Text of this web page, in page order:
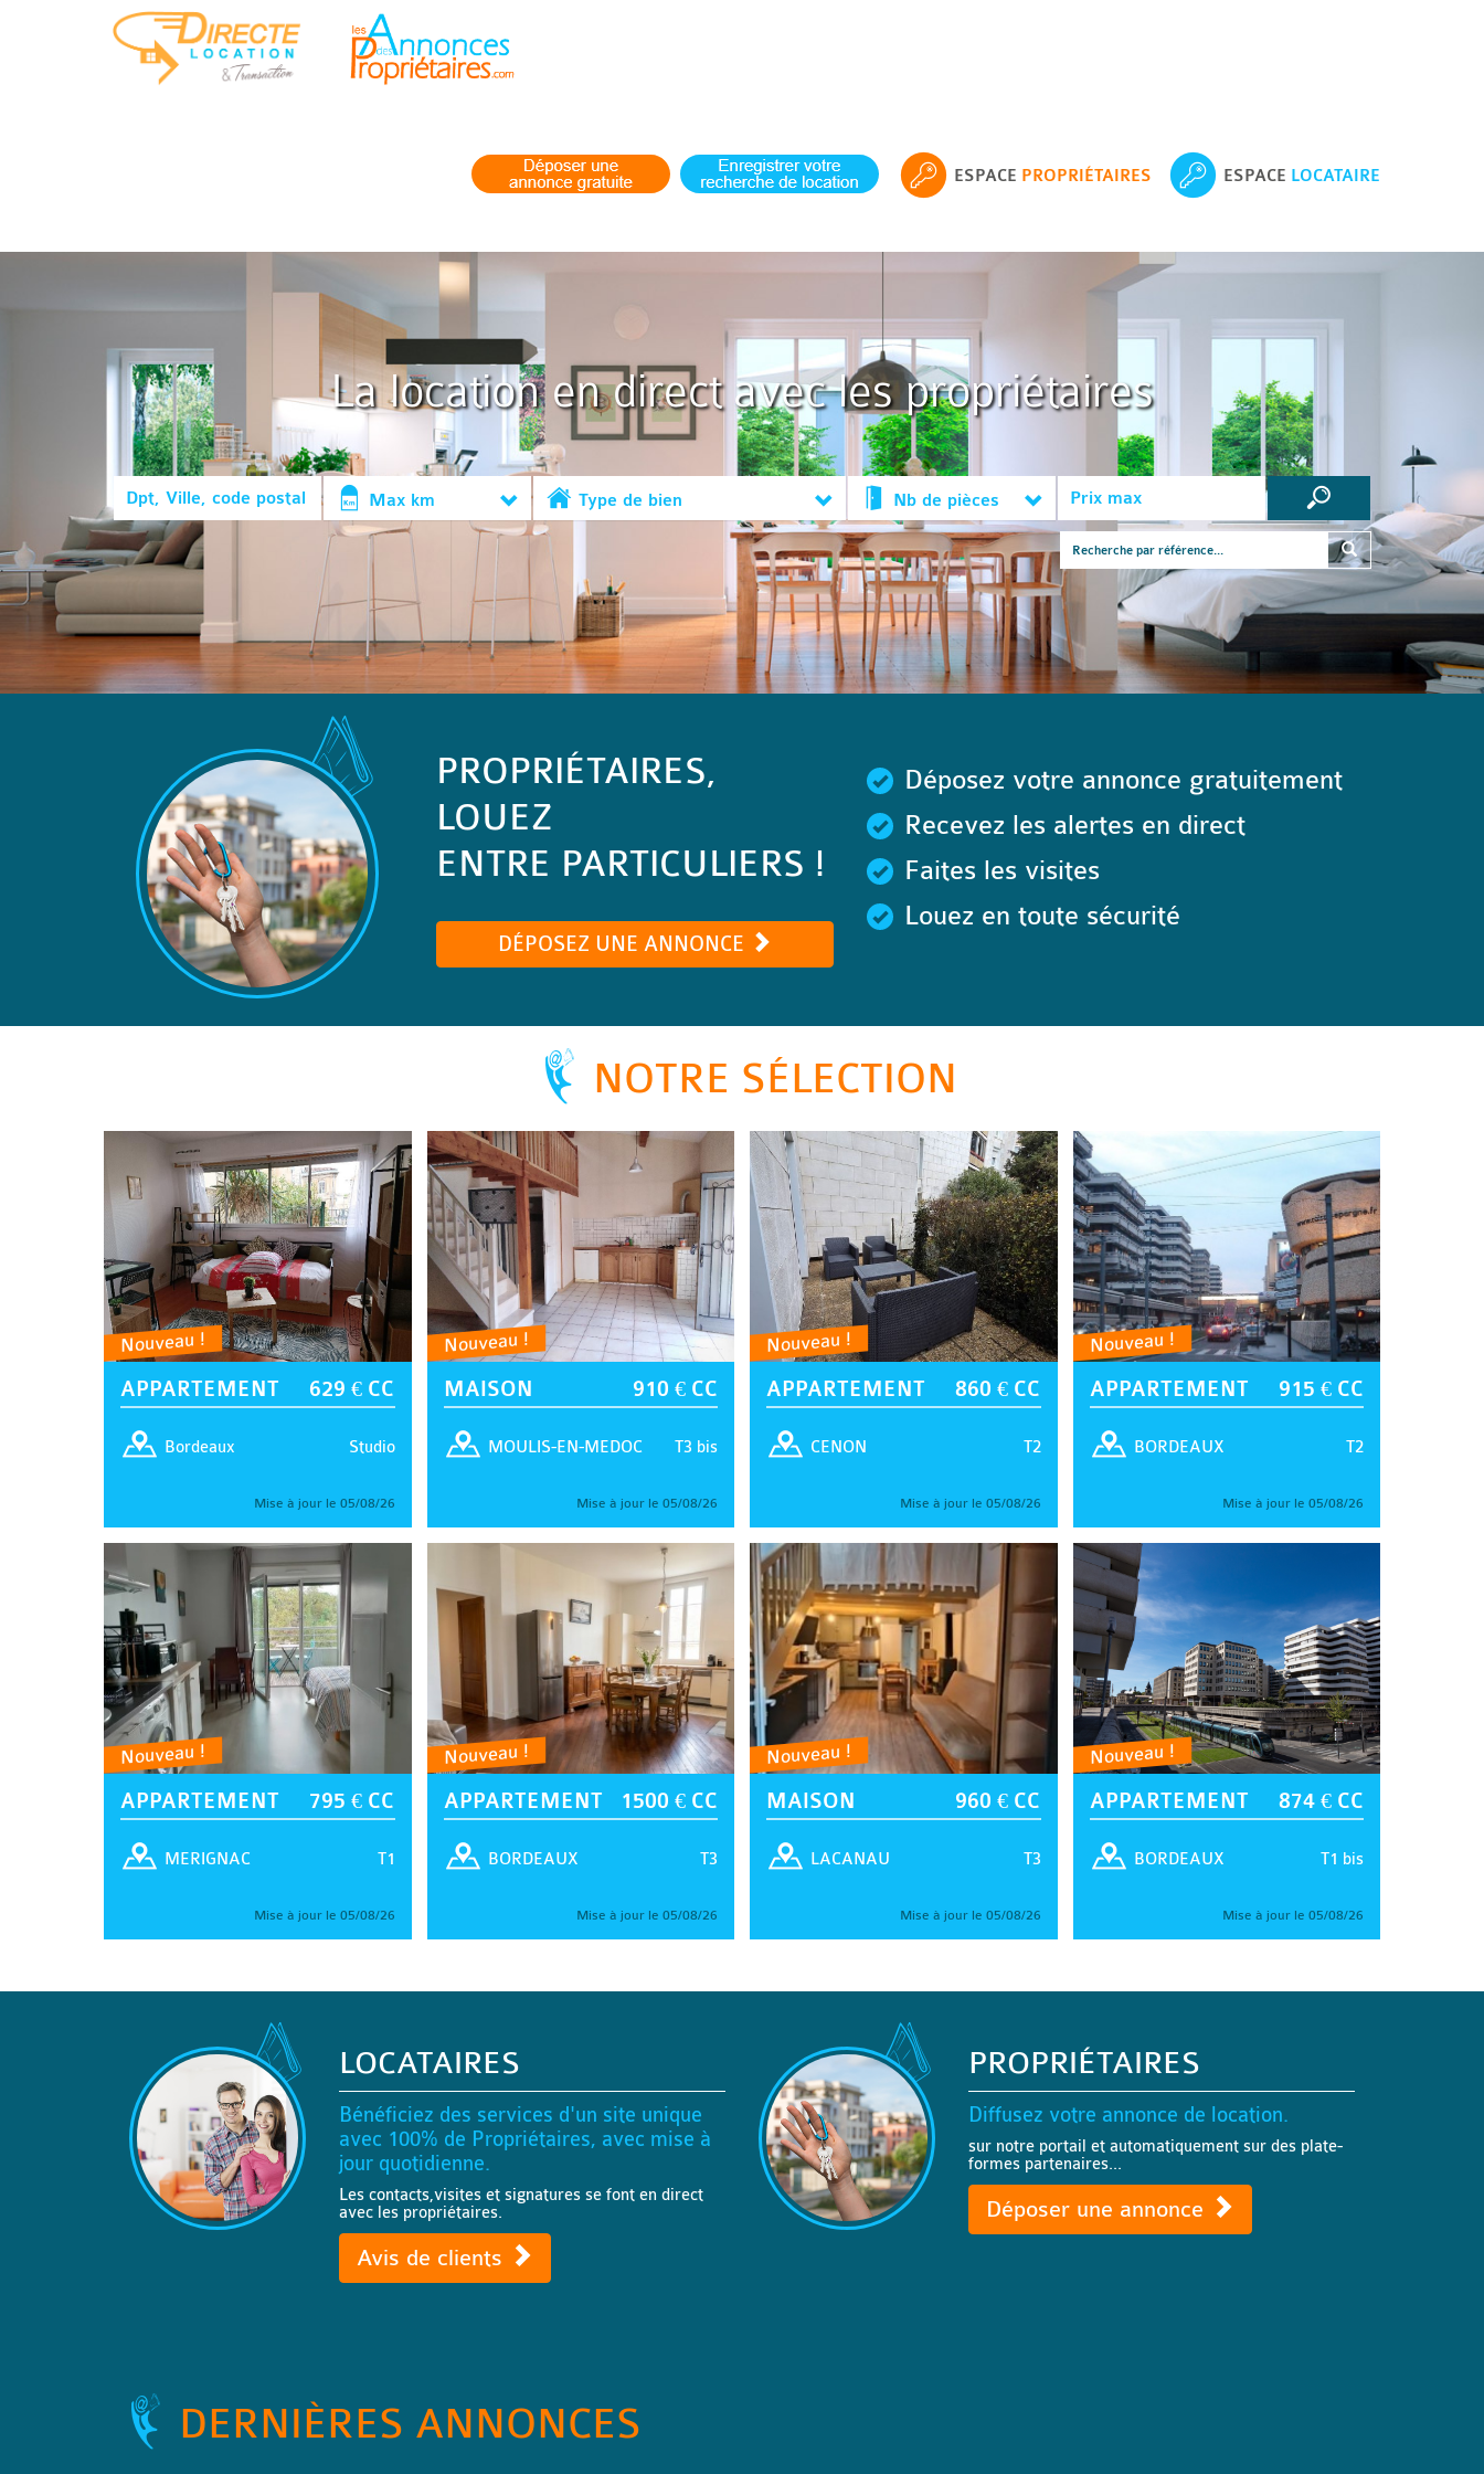
ESPACE PROPRIÉTAIRES ESPACE LOCATAIRE
La location en direct avec les propriétaires
Max km Type de bien Nb de pièces
PROPRIÉTAIRES,
LOUEZ
ENTRE PARTICULIERS !
DÉPOSEZ UNE ANNONCE
Déposez votre annonce gratuitement
Recevez les alertes en direct
Faites les visites
Louez en toute sécurité
NOTRE SÉLECTION
Nouveau !
APPARTEMENT 629 € CC
Studio
Bordeaux
Mise à jour le 05/08/26
Nouveau !
MAISON 910 € CC
T3 bis
MOULIS-EN-MEDOC
Mise à jour le 05/08/26
Nouveau !
APPARTEMENT 860 € CC
T2
CENON
Mise à jour le 05/08/26
Nouveau !
APPARTEMENT 915 € CC
T2
BORDEAUX
Mise à jour le 05/08/26
Nouveau !
APPARTEMENT 795 € CC
T1
MERIGNAC
Mise à jour le 05/08/26
Nouveau !
APPARTEMENT 1500 € CC
T3
BORDEAUX
Mise à jour le 05/08/26
Nouveau !
MAISON 960 € CC
T3
LACANAU
Mise à jour le 05/08/26
Nouveau !
APPARTEMENT 874 € CC
T1 bis
BORDEAUX
Mise à jour le 05/08/26
LOCATAIRES
Bénéficiez des services d'un site unique
avec 100% de Propriétaires, avec mise à
jour quotidienne.
Les contacts,visites et signatures se font en direct
avec les propriétaires.
Avis de clients
PROPRIÉTAIRES
Diffusez votre annonce de location.
sur notre portail et automatiquement sur des plate-
formes partenaires...
Déposer une annonce
DERNIÈRES ANNONCES